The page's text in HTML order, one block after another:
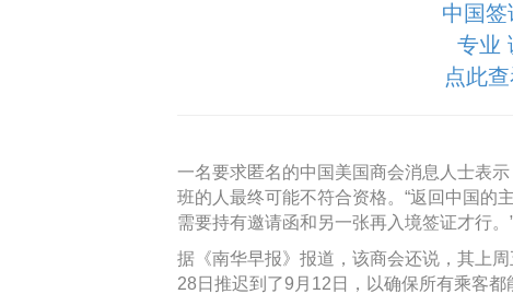
中国
专业
点此
一名要求匿名的中国美国商会消息人士表
班的人最终可能不符合资格。“返回中国的
需要持有邀请函和另一张再入境签证才行。
据《南华早报》报道，该商会还说，其上
28日推迟到了9月12日，以确保所有乘客